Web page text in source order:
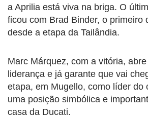
a Aprilia está viva na briga. O
ficou com Brad Binder, o primeiro
desde a etapa da Tailândia.
Marc Márquez, com a vitória,
liderança e já garante que vai
etapa, em Mugello, como líder
uma posição simbólica e
casa da Ducati.